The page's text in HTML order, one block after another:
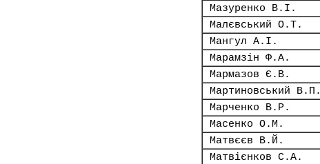
Мазуренко В.І.
Малєвський О.Т.
Мангул А.І.
Марамзін Ф.А.
Мармазов Є.В.
Мартиновський В.П.
Марченко В.Р.
Масенко О.М.
Матвєєв В.Й.
Матвієнков С.А.